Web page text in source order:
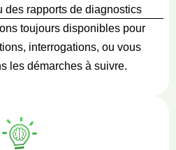
des rapports de diagnostics
toujours disponibles pour
interrogations, ou vous
les démarches à suivre.